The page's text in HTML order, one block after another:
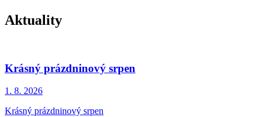
Aktuality
Krásný prázdninový srpen
1. 8. 2026
Krásný prázdninový srpen